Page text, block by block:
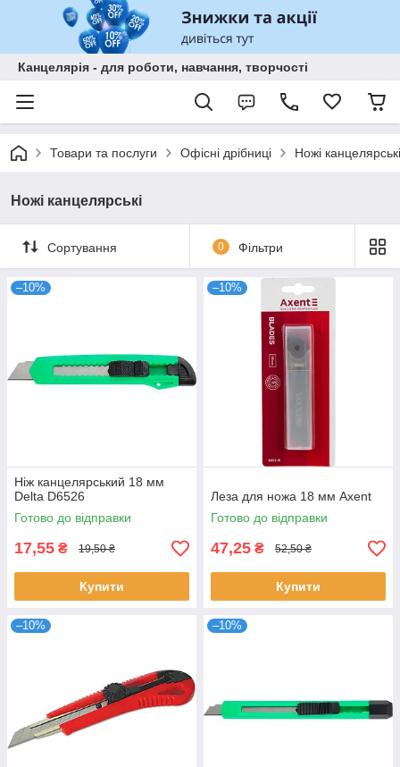
Канцелярія - для роботи, навчання, творчості
Товари та послуги Офісні дрібниці Ножі канцелярські
Ножі канцелярські
Сортування 0 Фільтри
–10%
Ніж канцелярський 18 мм
Delta D6526
Готово до відправки
17,55 ₴ 19,50 ₴
Купити
–10%
Леза для ножа 18 мм Axent
Готово до відправки
47,25 ₴ 52,50 ₴
Купити
–10% –10%